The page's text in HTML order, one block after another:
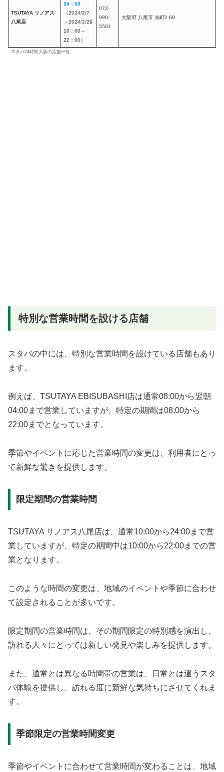
TSUTAYA リノアス
八尾店
24：00
（2024/2/7
～2024/2/29
10：00～
22：00）
072-
990-
5501
大阪府 八尾市 光町2-60
スタバ24時間大阪の店舗一覧
特別な営業時間を設ける店舗
スタバの中には、特別な営業時間を設けている店舗もあり
ます。
例えば、TSUTAYA EBISUBASHI店は通常08:00から翌朝
04:00まで営業していますが、特定の期間は08:00から
22:00までとなっています。
季節やイベントに応じた営業時間の変更は、利用者にとっ
て新鮮な驚きを提供します。
限定期間の営業時間
TSUTAYA リノアス八尾店は、通常10:00から24:00まで営
業していますが、特定の期間中は10:00から22:00までの営
業となります。
このような時間の変更は、地域のイベントや季節に合わせ
て設定されることが多いです。
限定期間の営業時間は、その期間限定の特別感を演出し、
訪れる人々にとっては新しい発見や楽しみを提供します。
また、通常とは異なる時間帯の営業は、日常とは違うスタ
バ体験を提供し、訪れる度に新鮮な気持ちにさせてくれま
す。
季節限定の営業時間変更
季節やイベントに合わせて営業時間が変わることは、地域